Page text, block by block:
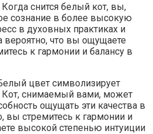
Когда снится белый кот, вы,
сознание в более высокую
в духовных практиках и
вероятно, что вы ощущаете
к гармонии и балансу в
цвет символизирует
Кот, снимаемый вами, может
ощущать эти качества в
вы стремитесь к гармонии и
высокой степенью интуиции